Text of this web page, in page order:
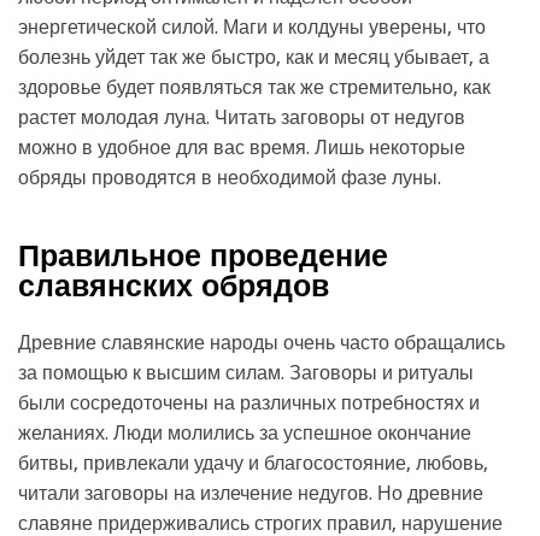
энергетической силой. Маги и колдуны уверены, что
болезнь уйдет так же быстро, как и месяц убывает, а
здоровье будет появляться так же стремительно, как
растет молодая луна. Читать заговоры от недугов
можно в удобное для вас время. Лишь некоторые
обряды проводятся в необходимой фазе луны.
Правильное проведение
славянских обрядов
Древние славянские народы очень часто обращались
за помощью к высшим силам. Заговоры и ритуалы
были сосредоточены на различных потребностях и
желаниях. Люди молились за успешное окончание
битвы, привлекали удачу и благосостояние, любовь,
читали заговоры на излечение недугов. Но древние
славяне придерживались строгих правил, нарушение